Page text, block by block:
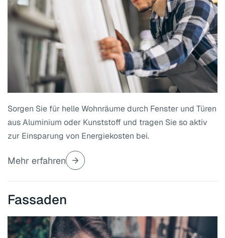
Sorgen Sie für helle Wohnräume durch Fenster und Türen
aus Aluminium oder Kunststoff und tragen Sie so aktiv
zur Einsparung von Energiekosten bei.
Mehr erfahren
Fassaden